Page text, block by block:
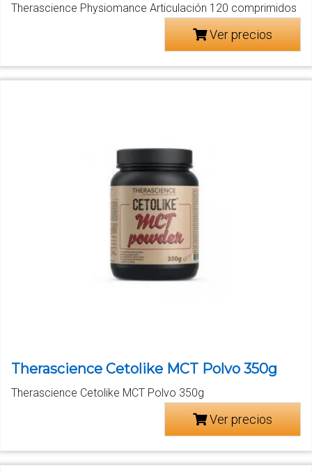
Therascience Physiomance Articulación 120 comprimidos
Ver precios
Therascience Cetolike MCT Polvo 350g
Therascience Cetolike MCT Polvo 350g
Ver precios